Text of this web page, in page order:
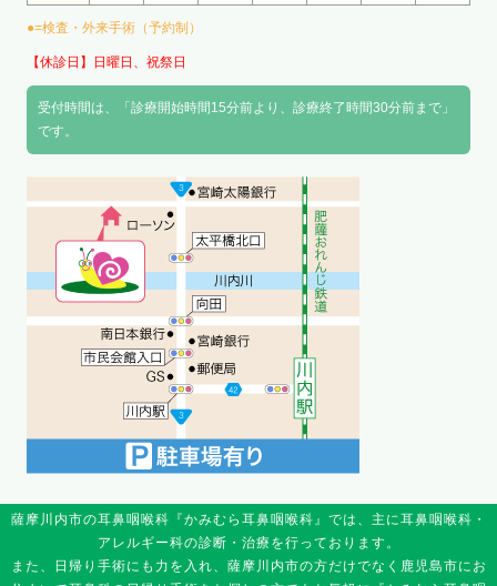
●=検査・外来手術（予約制）
【休診日】日曜日、祝祭日
受付時間は、「診療開始時間15分前より、診療終了時間30分前まで」
です。
薩摩川内市の耳鼻咽喉科『かみむら耳鼻咽喉科』では、主に耳鼻咽喉科・
アレルギー科の診断・治療を行っております。
また、日帰り手術にも力を入れ、薩摩川内市の方だけでなく鹿児島市にお